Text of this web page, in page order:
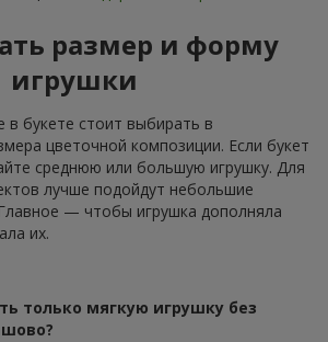
размер и форму
игрушки
в букете стоит выбирать в
цветочной композиции. Если букет
среднюю или большую игрушку. Для
лучше подойдут небольшие
— чтобы игрушка дополняла
их.
только мягкую игрушку без